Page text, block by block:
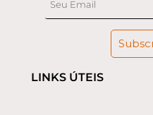
LINKS ÚTEIS